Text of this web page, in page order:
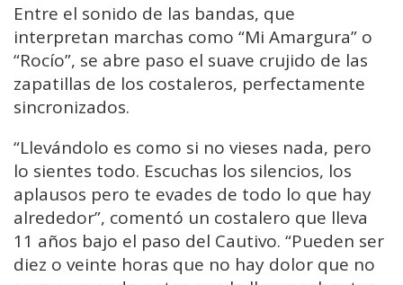
Entre el sonido de las bandas, que
interpretan marchas como “Mi Amargura” o
“Rocío”, se abre paso el suave crujido de las
zapatillas de los costaleros, perfectamente
sincronizados.
“Llevándolo es como si no vieses nada, pero
lo sientes todo. Escuchas los silencios, los
aplausos pero te evades de todo lo que hay
alrededor”, comentó un costalero que lleva
11 años bajo el paso del Cautivo. “Pueden ser
diez o veinte horas que no hay dolor que no